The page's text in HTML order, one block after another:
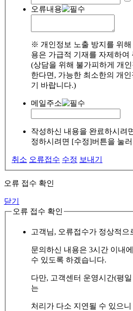
오류내용
※ 개인정보 노출 방지를 위해
용은 가급적 기재를 자제하여
(상담을 위해 불가피하게 개
한다면, 가능한 최소한의 개
기 바랍니다.)
메일주소
작성하신 내용을 완료하시려
정하시려면 [수정]버튼을 눌
취소 오류접수 수정 보내기
오류 접수 확인
닫기
오류 접수 확인
고객님, 오류접수가 정상적으
문의하신 내용은 3시간 이내
수 있도록 하겠습니다.
다만, 고객센터 운영시간(평일
는
처리가 다소 지연될 수 있으